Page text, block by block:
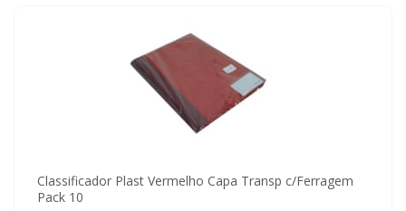
Classificador Plast Vermelho Capa Transp c/Ferragem
Pack 10